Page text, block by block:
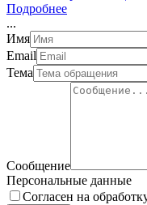
Подробнее
...
Имя
Email
Тема
Сообщение
Персональные данные
Согласен на